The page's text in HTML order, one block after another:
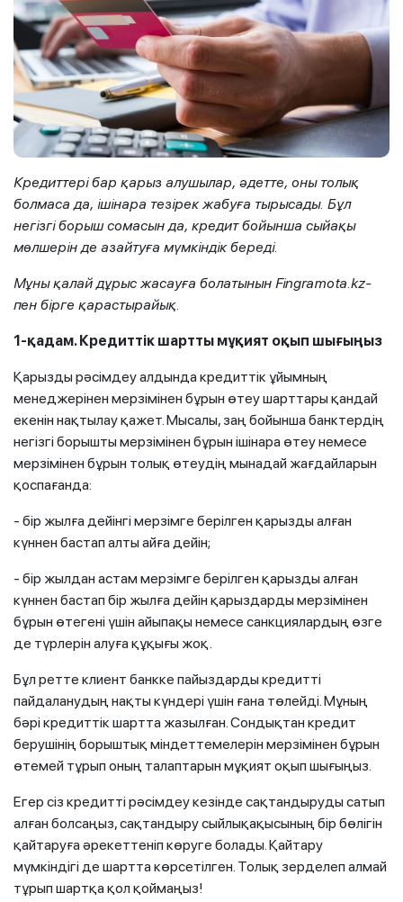
Кредиттері бар қарыз алушылар, әдетте, оны толық
болмаса да, ішінара тезірек жабуға тырысады. Бұл
негізгі борыш сомасын да, кредит бойынша сыйақы
мөлшерін де азайтуға мүмкіндік береді.
Мұны қалай дұрыс жасауға болатынын Fingramota.kz-
пен бірге қарастырайық.
1-қадам. Кредиттік шартты мұқият оқып шығыңыз
Қарызды рәсімдеу алдында кредиттік ұйымның
менеджерінен мерзімінен бұрын өтеу шарттары қандай
екенін нақтылау қажет. Мысалы, заң бойынша банктердің
негізгі борышты мерзімінен бұрын ішінара өтеу немесе
мерзімінен бұрын толық өтеудің мынадай жағдайларын
қоспағанда:
- бір жылға дейінгі мерзімге берілген қарызды алған
күннен бастап алты айға дейін;
- бір жылдан астам мерзімге берілген қарызды алған
күннен бастап бір жылға дейін қарыздарды мерзімінен
бұрын өтегені үшін айыпақы немесе санкциялардың өзге
де түрлерін алуға құқығы жоқ.
Бұл ретте клиент банкке пайыздарды кредитті
пайдаланудың нақты күндері үшін ғана төлейді. Мұның
бәрі кредиттік шартта жазылған. Сондықтан кредит
берушінің борыштық міндеттемелерін мерзімінен бұрын
өтемей тұрып оның талаптарын мұқият оқып шығыңыз.
Егер сіз кредитті рәсімдеу кезінде сақтандыруды сатып
алған болсаңыз, сақтандыру сыйлықақысының бір бөлігін
қайтаруға әрекеттеніп көруге болады. Қайтару
мүмкіндігі де шартта көрсетілген. Толық зерделеп алмай
тұрып шартқа қол қоймаңыз!